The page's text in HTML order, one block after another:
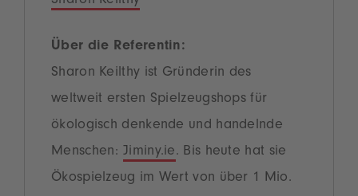
Über die Referentin:
Sharon Keilthy ist Gründerin des
weltweit ersten Spielzeugshops für
ökologisch denkende und handelnde
Menschen:Jiminy.ie. Bis heute hat sie
Ökospielzeug im Wert von über 1 Mio.